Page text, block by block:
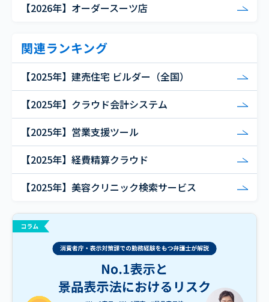
【2026年】オーダースーツ店
関連ランキング
【2025年】建売住宅 ビルダー（全国）
【2025年】クラウド会計システム
【2025年】営業支援ツール
【2025年】経費精算クラウド
【2025年】美容クリニック検索サービス